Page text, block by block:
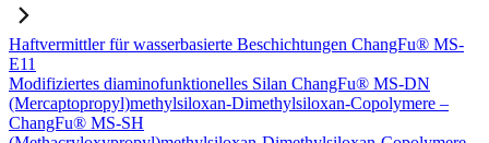
Haftvermittler für wasserbasierte Beschichtungen ChangFu® MS-
E11
Modifiziertes diaminofunktionelles Silan ChangFu® MS-DN
(Mercaptopropyl)methylsiloxan-Dimethylsiloxan-Copolymere –
ChangFu® MS-SH